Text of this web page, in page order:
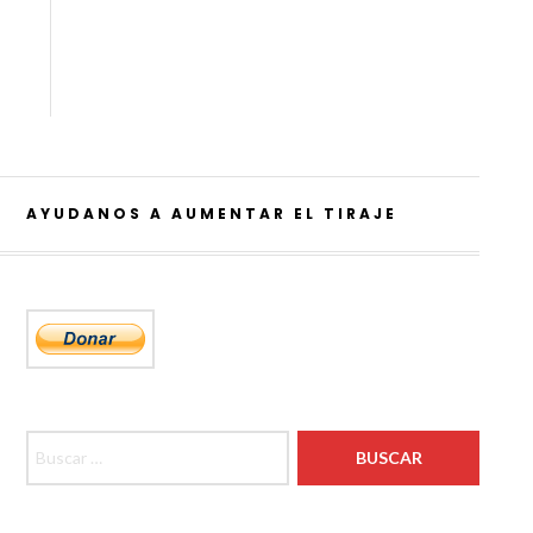
AYUDANOS A AUMENTAR EL TIRAJE